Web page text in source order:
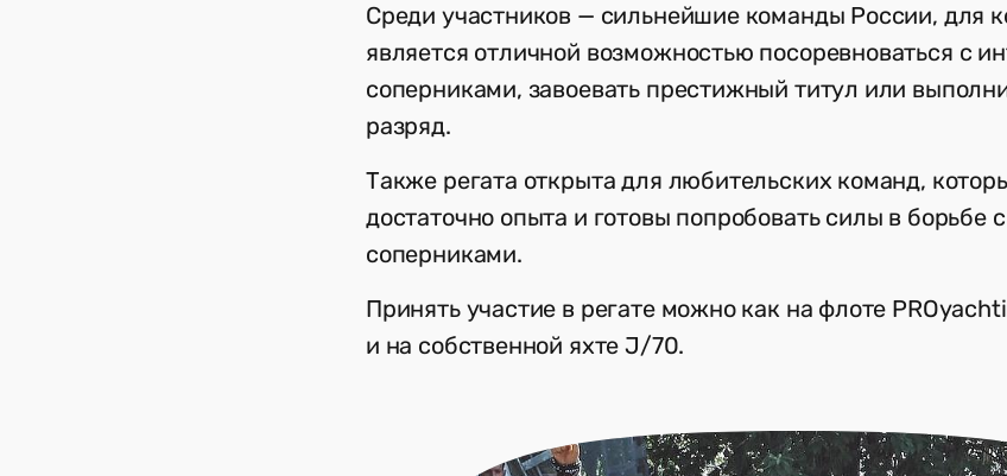
Среди участников — сильнейшие команды России, для
является отличной возможностью посоревноваться с
соперниками, завоевать престижный титул или
разряд.
Также регата открыта для любительских команд,
достаточно опыта и готовы попробовать силы в борьбе
соперниками.
Принять участие в регате можно как на флоте
и на собственной яхте J/70.